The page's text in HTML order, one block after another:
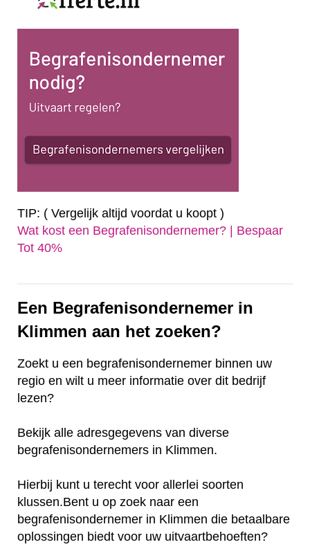
TIP: ( Vergelijk altijd voordat u koopt )
Wat kost een Begrafenisondernemer? | Bespaar
Tot 40%‎
Een Begrafenisondernemer in
Klimmen aan het zoeken?
Zoekt u een begrafenisondernemer binnen uw
regio en wilt u meer informatie over dit bedrijf
lezen?
Bekijk alle adresgegevens van diverse
begrafenisondernemers in Klimmen.
Hierbij kunt u terecht voor allerlei soorten
klussen.Bent u op zoek naar een
begrafenisondernemer in Klimmen die betaalbare
oplossingen biedt voor uw uitvaartbehoeften?